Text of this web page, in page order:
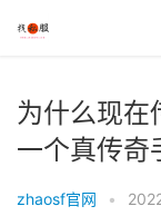
为什么现在
一个真传奇
zhaosf官网 •